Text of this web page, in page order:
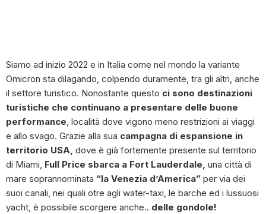
Siamo ad inizio 2022 e in Italia come nel mondo la variante
Omicron sta dilagando, colpendo duramente, tra gli altri, anche
il settore turistico. Nonostante questo ci sono destinazioni
turistiche che continuano a presentare delle buone
performance, località dove vigono meno restrizioni ai viaggi
e allo svago. Grazie alla sua campagna di espansione in
territorio USA, dove è già fortemente presente sul territorio
di Miami, Full Price sbarca a Fort Lauderdale, una città di
mare soprannominata “la Venezia d’America” per via dei
suoi canali, nei quali otre agli water-taxi, le barche ed i lussuosi
yacht, è possibile scorgere anche.. delle gondole!